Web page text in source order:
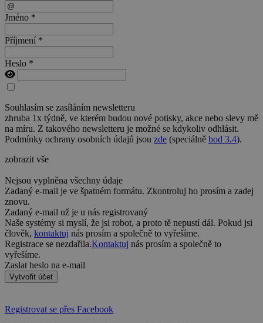
Jméno *
Příjmení *
Heslo *
Souhlasím se zasíláním newsletteru
zhruba 1x týdně, ve kterém budou nové potisky, akce nebo slevy mě
na míru. Z takového newsletteru je možné se kdykoliv odhlásit.
Podmínky ochrany osobních údajů jsou zde (speciálně bod 3.4).
zobrazit vše
Nejsou vyplněna všechny údaje
Zadaný e-mail je ve špatném formátu. Zkontroluj ho prosím a zadej
znovu.
Zadaný e-mail už je u nás registrovaný
Naše systémy si myslí, že jsi robot, a proto tě nepustí dál. Pokud jsi
člověk, kontaktuj nás prosím a společně to vyřešíme.
Registrace se nezdařila.Kontaktuj nás prosím a společně to
vyřešíme.
Zaslat heslo na e-mail
Vytvořit účet
Registrovat se přes Facebook